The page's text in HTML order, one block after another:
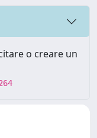
o creare un